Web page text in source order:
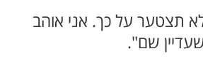
תצטער על כך. אני אוהב
שם".